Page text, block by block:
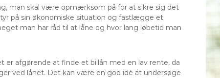
man skal være opmærksom på for at sikre sig det
på sin økonomiske situation og fastlægge et
man har råd til at låne og hvor lang løbetid man
er afgørende at finde et billån med en lav rente, da
ved lånet. Det kan være en god idé at undersøge